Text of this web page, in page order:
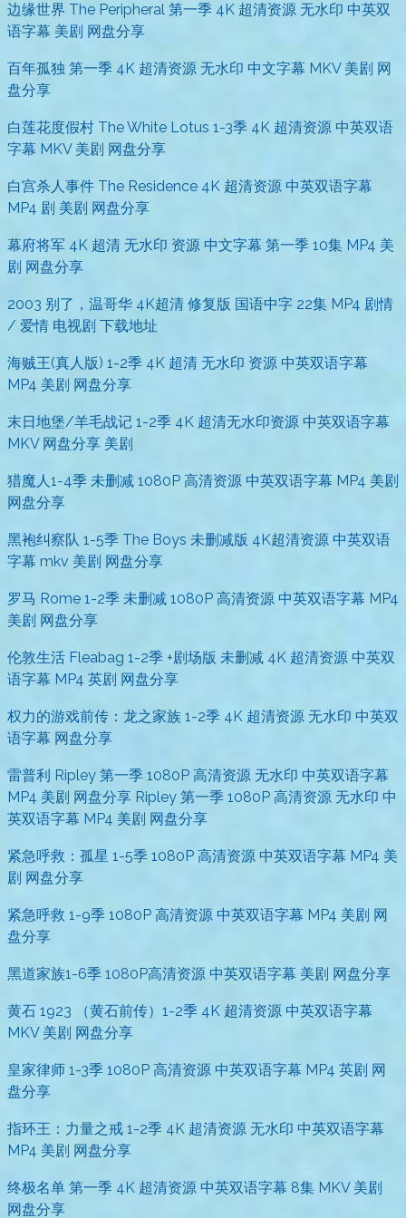
边缘世界 The Peripheral 第一季 4K 超清资源 无水印 中英双
语字幕 美剧 网盘分享
百年孤独 第一季 4K 超清资源 无水印 中文字幕 MKV 美剧 网
盘分享
白莲花度假村 The White Lotus 1-3季 4K 超清资源 中英双语
字幕 MKV 美剧 网盘分享
白宫杀人事件 The Residence 4K 超清资源 中英双语字幕
MP4 剧 美剧 网盘分享
幕府将军 4K 超清 无水印 资源 中文字幕 第一季 10集 MP4 美
剧 网盘分享
2003 别了，温哥华 4K超清 修复版 国语中字 22集 MP4 剧情
/ 爱情 电视剧 下载地址
海贼王(真人版) 1-2季 4K 超清 无水印 资源 中英双语字幕
MP4 美剧 网盘分享
末日地堡/羊毛战记 1-2季 4K 超清无水印资源 中英双语字幕
MKV 网盘分享 美剧
猎魔人1-4季 未删减 1080P 高清资源 中英双语字幕 MP4 美剧
网盘分享
黑袍纠察队 1-5季 The Boys 未删减版 4K超清资源 中英双语
字幕 mkv 美剧 网盘分享
罗马 Rome 1-2季 未删减 1080P 高清资源 中英双语字幕 MP4
美剧 网盘分享
伦敦生活 Fleabag 1-2季 +剧场版 未删减 4K 超清资源 中英双
语字幕 MP4 英剧 网盘分享
权力的游戏前传：龙之家族 1-2季 4K 超清资源 无水印 中英双
语字幕 网盘分享
雷普利 Ripley 第一季 1080P 高清资源 无水印 中英双语字幕
MP4 美剧 网盘分享 Ripley 第一季 1080P 高清资源 无水印 中
英双语字幕 MP4 美剧 网盘分享
紧急呼救：孤星 1-5季 1080P 高清资源 中英双语字幕 MP4 美
剧 网盘分享
紧急呼救 1-9季 1080P 高清资源 中英双语字幕 MP4 美剧 网
盘分享
黑道家族1-6季 1080P高清资源 中英双语字幕 美剧 网盘分享
黄石 1923 （黄石前传）1-2季 4K 超清资源 中英双语字幕
MKV 美剧 网盘分享
皇家律师 1-3季 1080P 高清资源 中英双语字幕 MP4 英剧 网
盘分享
指环王：力量之戒 1-2季 4K 超清资源 无水印 中英双语字幕
MP4 美剧 网盘分享
终极名单 第一季 4K 超清资源 中英双语字幕 8集 MKV 美剧
网盘分享